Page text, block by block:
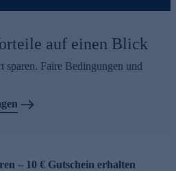
auf einen Blick
sparen. Faire Bedingungen und
– 10 € Gutschein erhalten